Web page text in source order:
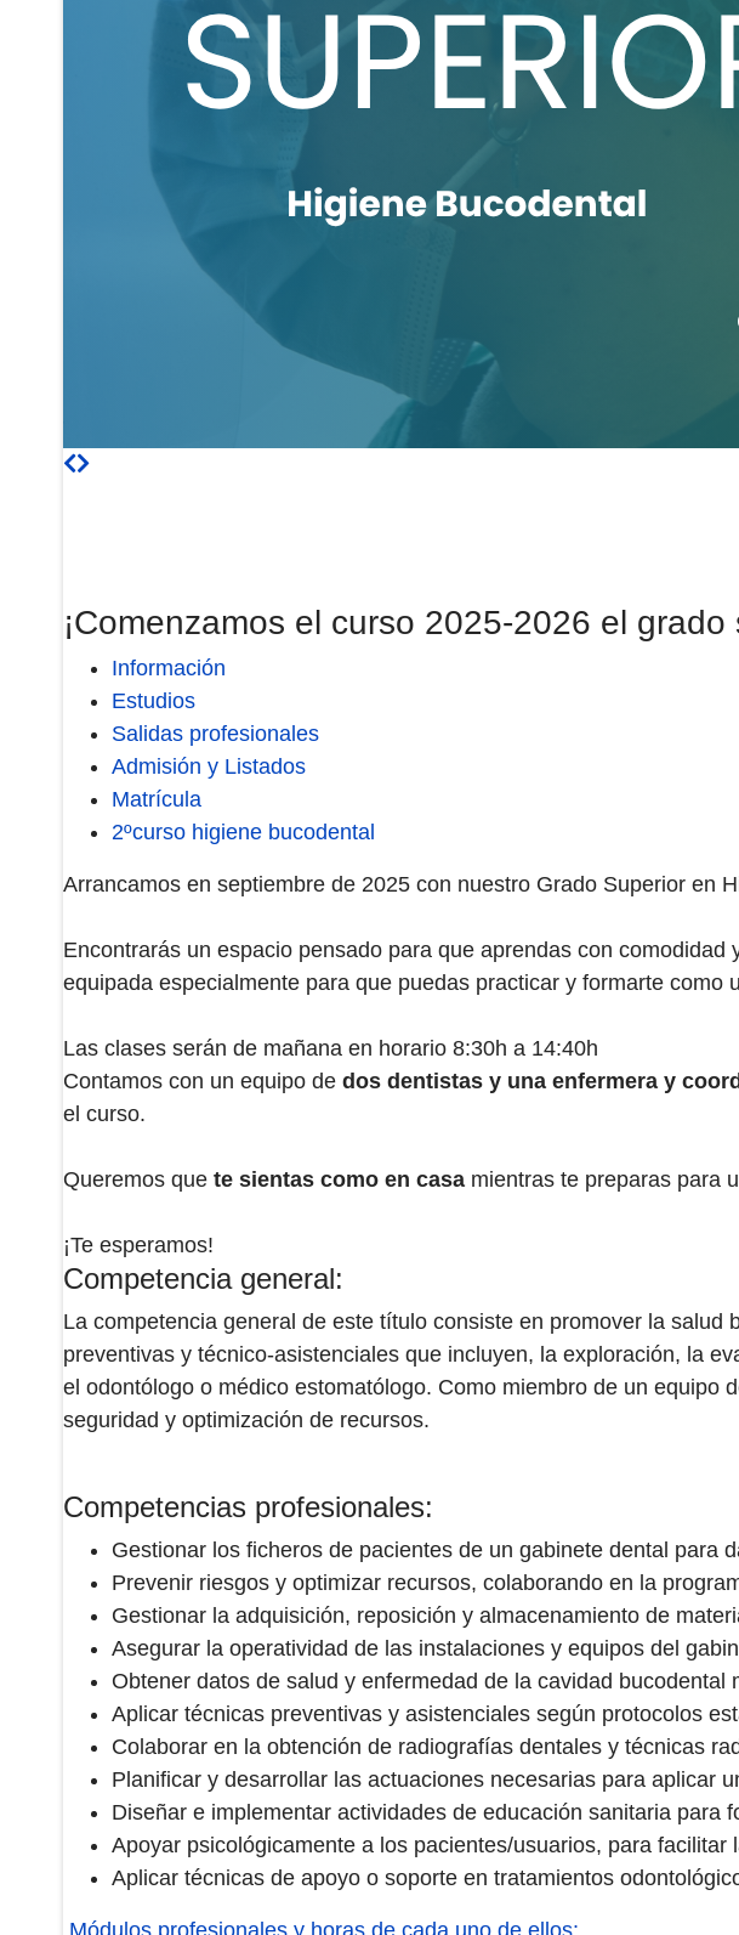
¡Comenzamos el curso 2025-2026 el
Información
Estudios
Salidas profesionales
Admisión y Listados
Matrícula
2ºcurso higiene bucodental
Arrancamos en septiembre de 2025 con nuestro Grado Superior en
Encontrarás un espacio pensado para que aprendas con
equipada especialmente para que puedas practicar y formarte como
Las clases serán de mañana en horario 8:30h a 14:40h
Contamos con un equipo de dos dentistas y una enfermera y
el curso.
Queremos que te sientas como en casa mientras te preparas para
¡Te esperamos!
Competencia general:
La competencia general de este título consiste en promover la
preventivas y técnico-asistenciales que incluyen, la exploración, la
el odontólogo o médico estomatólogo. Como miembro de un
seguridad y optimización de recursos.
Competencias profesionales:
Gestionar los ficheros de pacientes de un gabinete dental para
Prevenir riesgos y optimizar recursos, colaborando en la
Gestionar la adquisición, reposición y almacenamiento de
Asegurar la operatividad de las instalaciones y equipos del
Obtener datos de salud y enfermedad de la cavidad
Aplicar técnicas preventivas y asistenciales según protocolos
Colaborar en la obtención de radiografías dentales y técnicas
Planificar y desarrollar las actuaciones necesarias para aplicar
Diseñar e implementar actividades de educación sanitaria
Apoyar psicológicamente a los pacientes/usuarios, para
Aplicar técnicas de apoyo o soporte en tratamientos
Módulos profesionales y horas de cada uno de ellos: